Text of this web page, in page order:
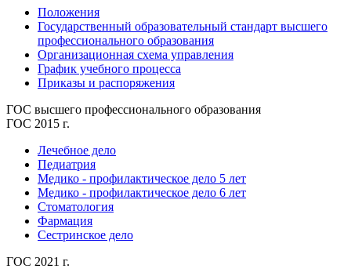
Положения
Государственный образовательный стандарт высшего
профессионального образования
Организационная схема управления
График учебного процесса
Приказы и распоряжения
ГОС высшего профессионального образования
ГОС 2015 г.
Лечебное дело
Педиатрия
Медико - профилактическое дело 5 лет
Медико - профилактическое дело 6 лет
Стоматология
Фармация
Сестринское дело
ГОС 2021 г.